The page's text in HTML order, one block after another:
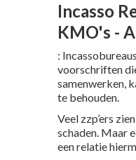
Incasso
KMO's -
:
voorschriften
samenwerken,
te behouden.
Veel zzp’ers
schaden. Maar
een relatie